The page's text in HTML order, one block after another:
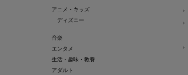
アニメ・キッズ
ディズニー
音楽
エンタメ
生活・趣味・教養
アダルト